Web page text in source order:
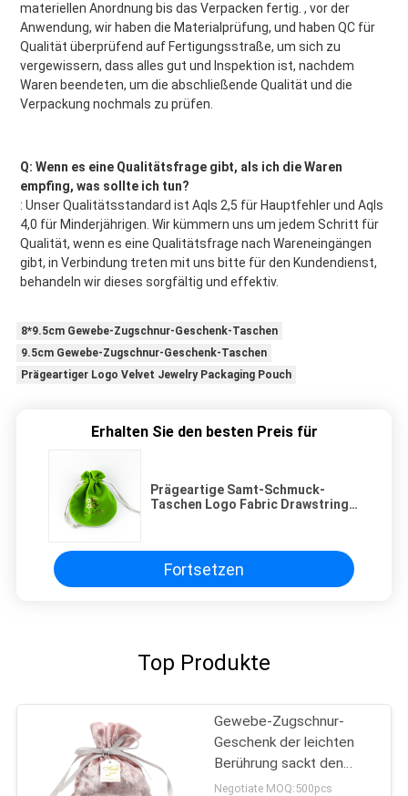
materiellen Anordnung bis das Verpacken fertig. , vor der
Anwendung, wir haben die Materialprüfung, und haben QC für
Qualität überprüfend auf Fertigungsstraße, um sich zu
vergewissern, dass alles gut und Inspektion ist, nachdem
Waren beendeten, um die abschließende Qualität und die
Verpackung nochmals zu prüfen.
Q: Wenn es eine Qualitätsfrage gibt, als ich die Waren
empfing, was sollte ich tun?
: Unser Qualitätsstandard ist Aqls 2,5 für Hauptfehler und Aqls
4,0 für Minderjährigen. Wir kümmern uns um jedem Schritt für
Qualität, wenn es eine Qualitätsfrage nach Wareneingängen
gibt, in Verbindung treten mit uns bitte für den Kundendienst,
behandeln wir dieses sorgfältig und effektiv.
8*9.5cm Gewebe-Zugschnur-Geschenk-Taschen
9.5cm Gewebe-Zugschnur-Geschenk-Taschen
Prägeartiger Logo Velvet Jewelry Packaging Pouch
Erhalten Sie den besten Preis für
Prägeartige Samt-Schmuck-
Taschen Logo Fabric Drawstring
Fortsetzen
Top Produkte
Gewebe-Zugschnur-
Geschenk der leichten
Berührung sackt den
Samt der hohen Qualität
Negotiate MOQ:500pcs